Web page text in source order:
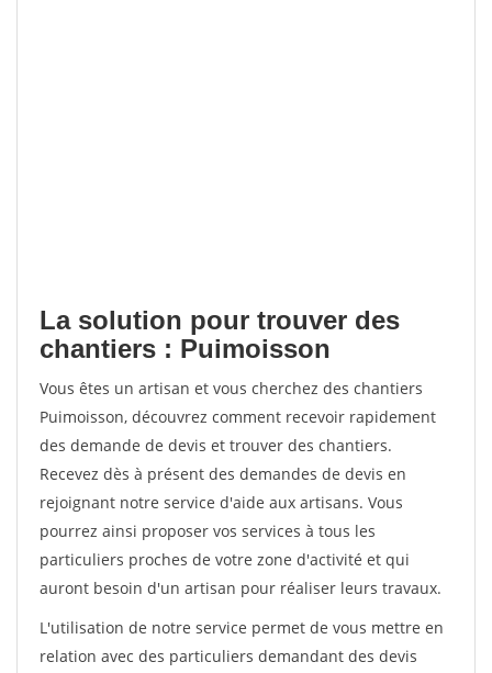
La solution pour trouver des
chantiers : Puimoisson
Vous êtes un artisan et vous cherchez des chantiers
Puimoisson, découvrez comment recevoir rapidement
des demande de devis et trouver des chantiers.
Recevez dès à présent des demandes de devis en
rejoignant notre service d'aide aux artisans. Vous
pourrez ainsi proposer vos services à tous les
particuliers proches de votre zone d'activité et qui
auront besoin d'un artisan pour réaliser leurs travaux.
L'utilisation de notre service permet de vous mettre en
relation avec des particuliers demandant des devis